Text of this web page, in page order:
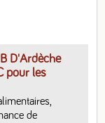
D'Ardèche
pour les
de